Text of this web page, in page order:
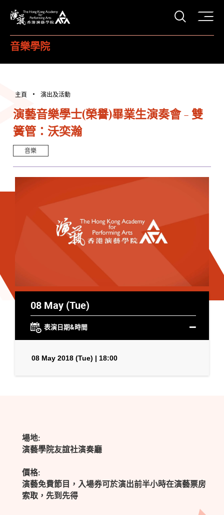
打開
音樂學院
主頁 演出及活動
演藝音樂學士(榮譽)畢業生演奏會 - 雙
簧管：沃奕瀚
音樂
08 May (Tue)
表演日期&時間
08 May 2018 (Tue) | 18:00
場地:
演藝學院友誼社演奏廳
價格:
演藝免費節目，入場券可於演出前半小時在演藝票房
索取，先到先得